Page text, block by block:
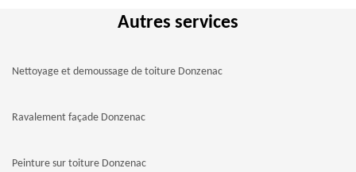
Autres services
Nettoyage et demoussage de toiture Donzenac
Ravalement façade Donzenac
Peinture sur toiture Donzenac